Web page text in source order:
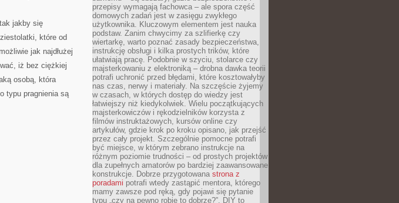
jakby się
które od
jak najdłużej
iż bez ciężkiej
osobą, która
typu pragnienia są
przepisy wymagają fachowca – ale spora część
domowych zadań jest w zasięgu zwykłego
użytkownika. Kluczowym elementem jest nauka
podstaw. Zanim chwycimy za szlifierkę czy
wiertarkę, warto poznać zasady bezpieczeństwa,
instrukcję obsługi i kilka prostych trików, które
ułatwiają pracę. Podobnie w szyciu, stolarce czy
majsterkowaniu z elektroniką – drobna dawka teorii
potrafi uchronić przed błędami, które kosztowałyby
nas czas, nerwy i materiały. Na szczęście żyjemy
w czasach, w których dostęp do wiedzy jest
łatwiejszy niż kiedykolwiek. Wielu początkujących
majsterkowiczów i rękodzielników korzysta z
filmów instruktażowych, kursów online czy
artykułów, gdzie krok po kroku opisano, jak przejść
przez cały projekt. Szczególnie pomocne potrafi
być miejsce, w którym zebrano instrukcje na
różnym poziomie trudności – od prostych projektów
dla zupełnych amatorów po bardziej zaawansowane
konstrukcje. Dobrze przygotowana strona z
poradami potrafi wtedy zastąpić mentora, którego
mamy zawsze pod ręką, gdy pojawi się pytanie
typu „czy na pewno robię to dobrze?”. DIY to